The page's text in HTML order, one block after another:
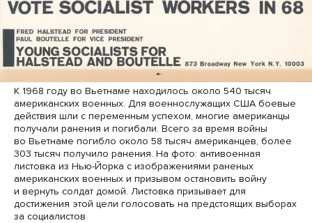
К 1968 году во Вьетнаме находилось около 540 тысяч
американских военных. Для военнослужащих США боевые
действия шли с переменным успехом, многие американцы
получали ранения и погибали. Всего за время войны
во Вьетнаме погибло около 58 тысяч американцев, более
303 тысяч получило ранения. На фото: антивоенная
листовка из Нью-Йорка с изображениями раненых
американских военных и призывом остановить войну
и вернуть солдат домой. Листовка призывает для
достижения этой цели голосовать на предстоящих выборах
за социалистов